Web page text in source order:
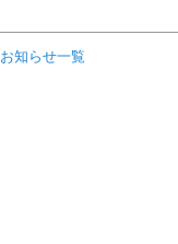
お知らせ一覧